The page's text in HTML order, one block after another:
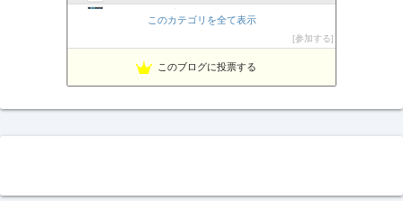
Titan FXの始め方と注意点
XMでトレード：トレーダーが語る成功の秘訣
負けない！無料「Immortal_EA」究極システムトレード
FXマニア$豪ドル好きな店主のブログ
このカテゴリを全て表示
参加する
このブログに投票する